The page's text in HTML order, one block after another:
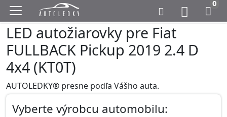
0
LED autožiarovky pre Fiat
FULLBACK Pickup 2019 2.4 D
4x4 (KT0T)
AUTOLEDKY® presne podľa Vášho auta.
Vyberte výrobcu automobilu: